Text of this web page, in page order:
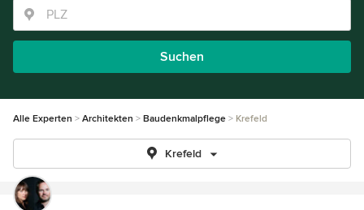
Suchen
Alle Experten Architekten Baudenkmalpflege Krefeld
Krefeld